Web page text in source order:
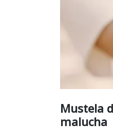
Mustela
malucha